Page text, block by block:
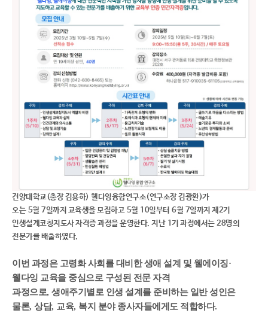
건양대학교(총장 김용하) 웰다잉융합연구소(연구소장 김광환)가
오는 5월 7일까지 교육생을 모집하고 5월 10일부터 6월 7일까지 제 2기
인생설계코칭지도사 자격증 과정을 운영한다. 지난 1 기 과정에서는 28명의
전문가를 배출하였다.
이번 과정은 고령화 사회를 대비한 생애 설계 및 웰에이징·
웰다잉 교육을 중심으로 구성된 전문 자격
과정으로, 생애주기별로 인생 설계를 준비하는 일반 성인은
물론, 상담, 교육, 복지 분야 종사자들에게도 적합하다.